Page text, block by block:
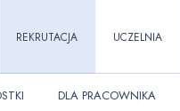
REKRUTACJA UCZELNIA
DLA PRACOWNIKA